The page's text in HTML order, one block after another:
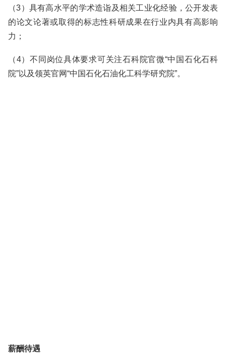
（3）具有高水平的学术造诣及相关工业化经验，公开发表
的论文论著或取得的标志性科研成果在行业内具有高影响
力；
（4）不同岗位具体要求可关注石科院官微“中国石化石科
院”以及领英官网“中国石化石油化工科学研究院”。
薪酬待遇